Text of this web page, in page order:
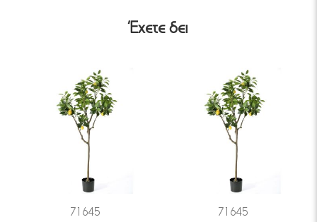
Έχετε δει
71645 71645